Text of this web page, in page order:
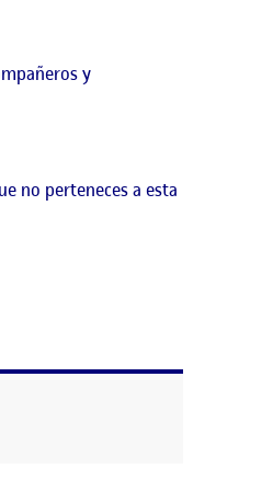
y
no perteneces a esta